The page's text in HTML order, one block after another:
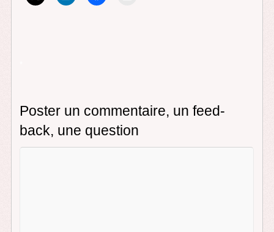
Poster un commentaire, un feed-
back, une question